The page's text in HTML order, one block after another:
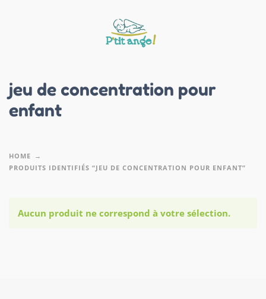
jeu de concentration pour
enfant
HOME
PRODUITS IDENTIFIÉS “JEU DE CONCENTRATION POUR ENFANT”
Aucun produit ne correspond à votre sélection.